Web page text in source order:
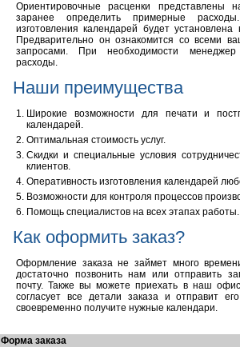
Ориентировочные расценки представлены
заранее определить примерные
изготовления календарей будет
Предварительно он ознакомится со всеми
запросами. При необходимости менеджер
расходы.
Наши преимущества
Широкие возможности для печати и
календарей.
Оптимальная стоимость услуг.
Скидки и специальные условия
клиентов.
Оперативность изготовления календарей
Возможности для контроля процессов
Помощь специалистов на всех этапах работы.
Как оформить заказ?
Оформление заказа не займет много
достаточно позвонить нам или отправить
почту. Также вы можете приехать в наш
согласует все детали заказа и отправит
своевременно получите нужные календари.
Форма заказа